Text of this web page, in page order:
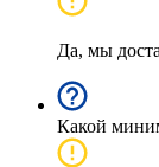
Да, мы
Какой